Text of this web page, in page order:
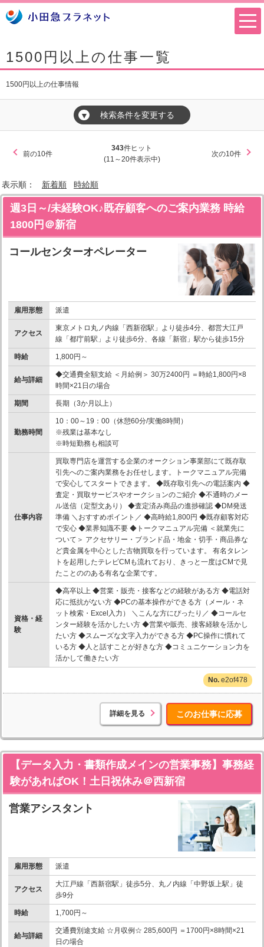
1500円以上の仕事一覧
1500円以上の仕事情報
▼ 検索条件を変更する
前の10件
343件ヒット
(11～20件表示中)
次の10件
表示順： 新着順 時給順
週3日～/未経験OK♪既存顧客へのご案内業務 時給
1800円＠新宿
コールセンターオペレーター
雇用形態 派遣
アクセス
東京メトロ丸ノ内線「西新宿駅」より徒歩4分、都営大江戸
線「都庁前駅」より徒歩6分、各線「新宿」駅から徒歩15分
時給 1,800円～
給与詳細
◆交通費全額支給 ＜月給例＞ 30万2400円 ＝時給1,800円×8
時間×21日の場合
期間 長期（3か月以上）
勤務時間
10：00～19：00（休憩60分/実働8時間）
※残業は基本なし
※時短勤務も相談可
仕事内容
買取専門店を運営する企業のオークション事業部にて既存取
引先へのご案内業務をお任せします。トークマニュアル完備
で安心してスタートできます。 ◆既存取引先への電話案内 ◆
査定・買取サービスやオークションのご紹介 ◆不通時のメー
ル送信（定型文あり） ◆査定済み商品の進捗確認 ◆DM発送
準備 ＼おすすめポイント／ ◆高時給1,800円 ◆既存顧客対応
で安心 ◆業界知識不要 ◆トークマニュアル完備 ＜就業先に
ついて＞ アクセサリー・ブランド品・地金・切手・商品券な
ど貴金属を中心とした古物買取を行っています。 有名タレン
トを起用したテレビCMも流れており、きっと一度はCMで見
たことののある有名な企業です。
資格・経
験
◆高卒以上 ◆営業・販売・接客などの経験がある方 ◆電話対
応に抵抗がない方 ◆PCの基本操作ができる方（メール・ネ
ット検索・Excel入力） ＼こんな方にぴったり／ ◆コールセ
ンター経験を活かしたい方 ◆営業や販売、接客経験を活かし
たい方 ◆スムーズな文字入力ができる方 ◆PC操作に慣れて
いる方 ◆人と話すことが好きな方 ◆コミュニケーション力を
活かして働きたい方
e2of478
詳細を見る このお仕事に応募
【データ入力・書類作成メインの営業事務】事務経
験があればOK！土日祝休み＠西新宿
営業アシスタント
雇用形態 派遣
アクセス
大江戸線「西新宿駅」徒歩5分、丸ノ内線「中野坂上駅」徒
歩9分
時給 1,700円～
給与詳細
交通費別途支給 ☆月収例☆ 285,600円 ＝1700円×8時間×21
日の場合